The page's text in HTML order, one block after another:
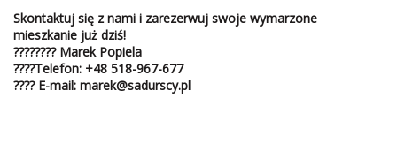
Skontaktuj się z nami i zarezerwuj swoje wymarzone
mieszkanie już dziś!
????‍???? Marek Popiela
????Telefon: +48 518-967-677
???? E-mail: marek@sadurscy.pl